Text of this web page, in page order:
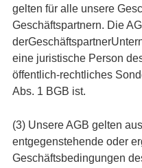
gelten für alle unsere
Geschäftspartnern. Die
eine juristische Person
öffentlich-rechtliches
Abs. 1 BGB ist.
(3) Unsere AGB gelten
entgegenstehende oder
Geschäftsbedingungen